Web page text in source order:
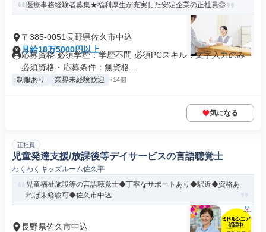
医療事務経験者募集★福利厚生が充実した安定企業の正社員◎
〒385-0051長野県佐久市中込
月給18万5000円以上
応募資格 必須学歴：学歴不問 必須PCスキル：文字入力のみ
必須資格・応募条件：無資格...
制服あり 業界未経験歓迎 +14個
気になる
正社員
児童発達支援/放課後等デイサービスの言語聴覚士
わくわくキッズルーム佐久平
児童福祉施設等の言語聴覚士◆丁寧なサポートあり◆駅近◆資格あ
れば未経験可◆佐久市中込
長野県佐久市中込